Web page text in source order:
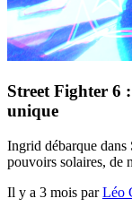
Street Fighter 6
unique
Ingrid débarque dans
pouvoirs solaires, de
Il y a 3 mois parLéo